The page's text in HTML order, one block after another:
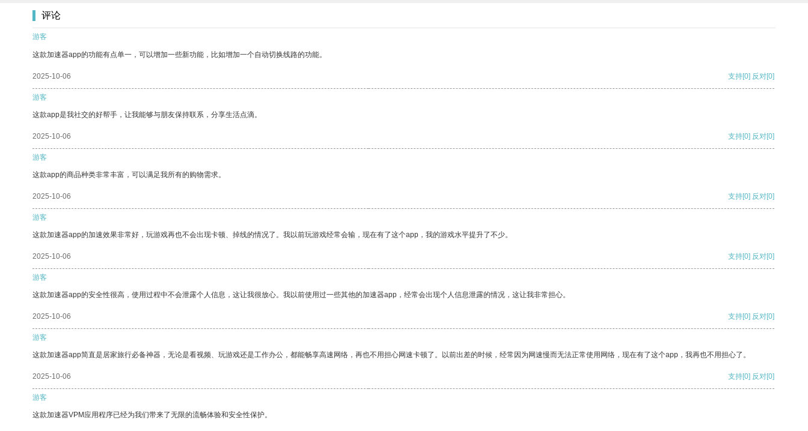
评论
游客
这款加速器app的功能有点单一，可以增加一些新功能，比如增加一个自动切换线路的功能。
2025-10-06 支持[0] 反对[0]
游客
这款app是我社交的好帮手，让我能够与朋友保持联系，分享生活点滴。
2025-10-06 支持[0] 反对[0]
游客
这款app的商品种类非常丰富，可以满足我所有的购物需求。
2025-10-06 支持[0] 反对[0]
游客
这款加速器app的加速效果非常好，玩游戏再也不会出现卡顿、掉线的情况了。我以前玩游戏经常会输，现在有了这个app，我的游戏水平提升了不少。
2025-10-06 支持[0] 反对[0]
游客
这款加速器app的安全性很高，使用过程中不会泄露个人信息，这让我很放心。我以前使用过一些其他的加速器app，经常会出现个人信息泄露的情况，这让我非常担心。
2025-10-06 支持[0] 反对[0]
游客
这款加速器app简直是居家旅行必备神器，无论是看视频、玩游戏还是工作办公，都能畅享高速网络，再也不用担心网速卡顿了。以前出差的时候，经常因为网速慢而无法正常使用网络，现在有了这个app，我再也不用担心了。
2025-10-06 支持[0] 反对[0]
游客
这款加速器VPM应用程序已经为我们带来了无限的流畅体验和安全性保护。